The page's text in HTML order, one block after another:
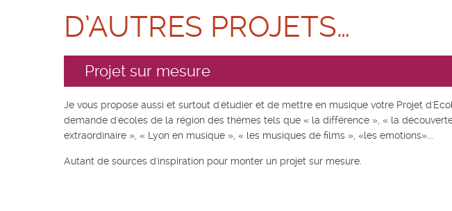
D’AUTRES PROJETS…
Projet sur mesure
Je vous propose aussi et surtout d'étudier et de mettre en musique votre Projet
demande d'écoles de la région des thèmes tels que « la différence », « la
extraordinaire », « Lyon en musique », « les musiques de films », «les emotions»...
Autant de sources d'inspiration pour monter un projet sur mesure.